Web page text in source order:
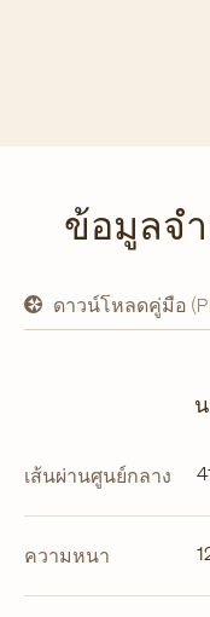
ข้อมูลจ
ดาวน์โหลดคู่มือ
เปิด
ใน
เส้นผ่านศูนย์กลาง
ความหนา